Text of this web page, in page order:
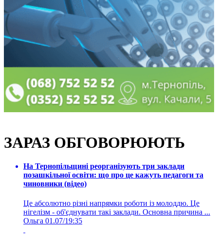
ЗАРАЗ ОБГОВОРЮЮТЬ
На Тернопільщині реорганізують три заклади
позашкільної освіти: що про це кажуть педагоги та
чиновники (відео)
Це абсолютно різні напрямки роботи із молоддю. Це
нігелізм - об'єднувати такі заклади. Основна причина ...
Ольга 01.07/19:35